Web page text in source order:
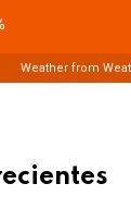
Weather from